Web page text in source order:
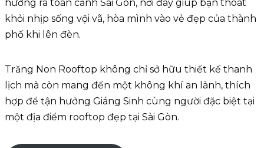
hướng ra toàn cảnh Sài Gòn, nơi đây giúp bạn thoát
khỏi nhịp sống vội vã, hòa mình vào vẻ đẹp của thành
phố khi lên đèn.
Trăng Non Rooftop không chỉ sở hữu thiết kế thanh
lịch mà còn mang đến một không khí an lành, thích
hợp để tận hưởng Giáng Sinh cùng người đặc biệt tại
một địa điểm rooftop đẹp tại Sài Gòn.